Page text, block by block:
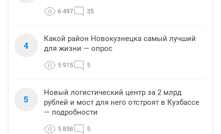
6 497 35
4
Какой район Новокузнецка самый лучший
для жизни — опрос
5 915 5
5
Новый логистический центр за 2 млрд
рублей и мост для него отстроят в Кузбассе
— подробности
5 858 5